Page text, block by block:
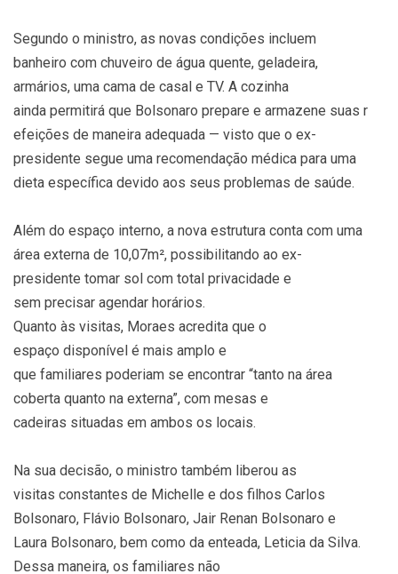
Segundo o ministro, as novas condições incluem
banheiro com chuveiro de água quente, geladeira,
armários, uma cama de casal e TV. A cozinha
ainda permitirá que Bolsonaro prepare e armazene suas r
efeições de maneira adequada — visto que o ex-
presidente segue uma recomendação médica para uma
dieta específica devido aos seus problemas de saúde.
Além do espaço interno, a nova estrutura conta com uma
área externa de 10,07m², possibilitando ao ex-
presidente tomar sol com total privacidade e
sem precisar agendar horários.
Quanto às visitas, Moraes acredita que o
espaço disponível é mais amplo e
que familiares poderiam se encontrar “tanto na área
coberta quanto na externa”, com mesas e
cadeiras situadas em ambos os locais.
Na sua decisão, o ministro também liberou as
visitas constantes de Michelle e dos filhos Carlos
Bolsonaro, Flávio Bolsonaro, Jair Renan Bolsonaro e
Laura Bolsonaro, bem como da enteada, Leticia da Silva.
Dessa maneira, os familiares não